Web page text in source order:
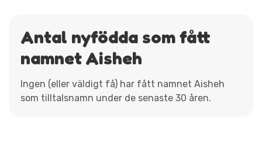
Antal nyfödda som fått
namnet Aisheh
Ingen (eller väldigt få) har fått namnet Aisheh
som tilltalsnamn under de senaste 30 åren.